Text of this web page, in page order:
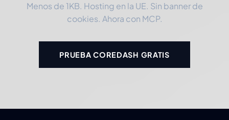
Menos de 1KB. Hosting en la UE. Sin banner de
cookies. Ahora con MCP.
PRUEBA COREDASH GRATIS